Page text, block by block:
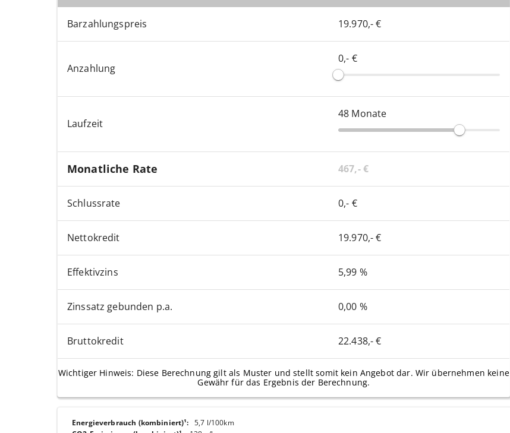
Barzahlungspreis 19.970,- €
Anzahlung
0,- €
Laufzeit
48 Monate
Monatliche Rate 467,- €
Schlussrate 0,- €
Nettokredit 19.970,- €
Effektivzins 5,99 %
Zinssatz gebunden p.a. 0,00 %
Bruttokredit 22.438,- €
Wichtiger Hinweis: Diese Berechnung gilt als Muster und stellt somit kein Angebot dar. Wir übernehmen keine
Gewähr für das Ergebnis der Berechnung.
Energieverbrauch (kombiniert)¹:5,7 l/100km